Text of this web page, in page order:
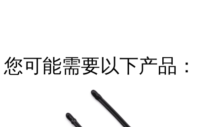
您可能需要以下产品：